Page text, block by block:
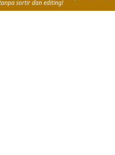
sortir dan editing!